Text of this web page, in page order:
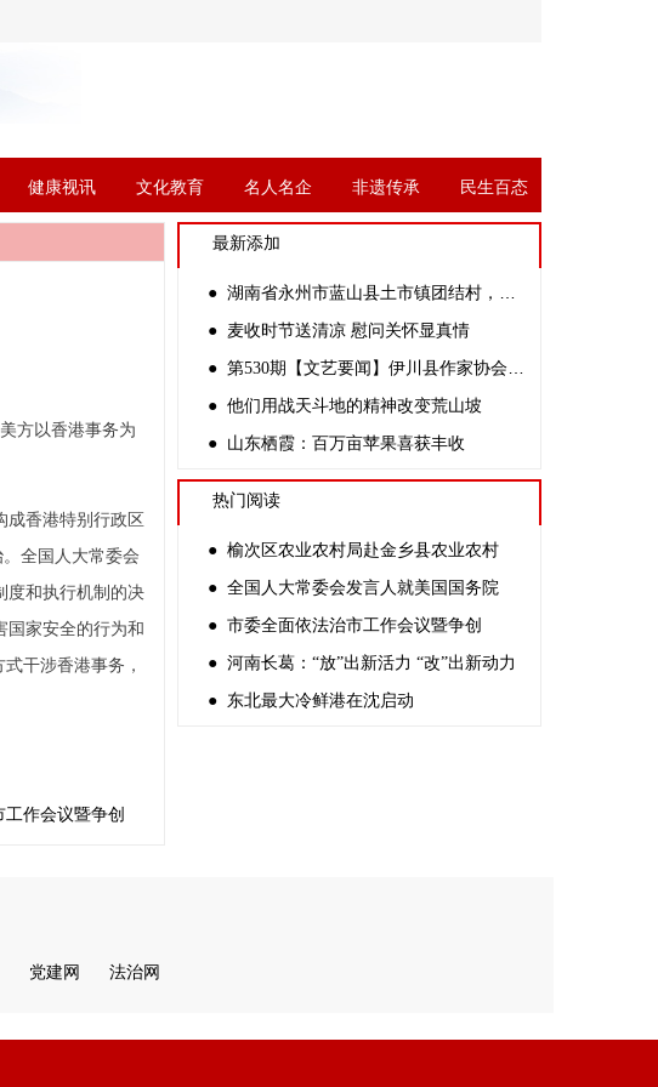
健康视讯 文化教育 名人名企 非遗传承 民生百态
方以香港事务为
香港特别行政区
全国人大常委会
度和执行机制的决
国家安全的行为和
干涉香港事务，
作会议暨争创
最新添加
● 麦收时节送清凉 慰问关怀显真情
● 他们用战天斗地的精神改变荒山坡
● 山东栖霞：百万亩苹果喜获丰收
热门阅读
● 榆次区农业农村局赴金乡县农业农村
● 全国人大常委会发言人就美国国务院
● 市委全面依法治市工作会议暨争创
● 河南长葛：“放”出新活力 “改”出新动力
● 东北最大冷鲜港在沈启动
党建网 法治网